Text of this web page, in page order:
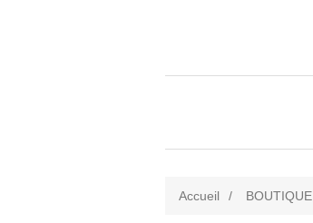
Accueil / BOUTIQUE